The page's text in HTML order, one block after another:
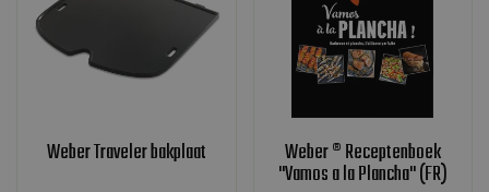
Weber Traveler bakplaat Weber ® Receptenboek
"Vamos a la Plancha" (FR)